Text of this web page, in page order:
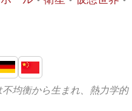
均衡から生まれ、熱力学的